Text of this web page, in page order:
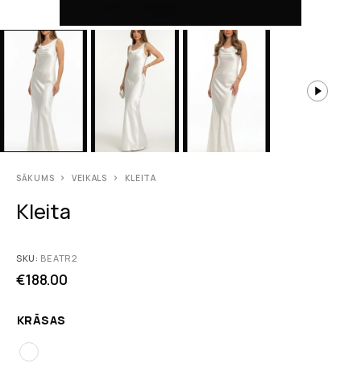
SĀKUMS VEIKALS KLEITA
Kleita
SKU: BEATR2
€188.00
KRĀSAS